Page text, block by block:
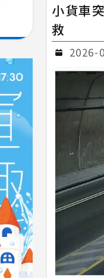
小貨車
救
2026-